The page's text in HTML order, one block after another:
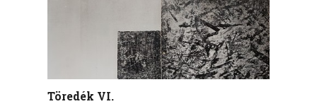
Töredék VI.